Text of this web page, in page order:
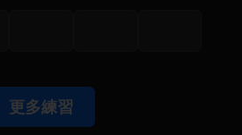
更多練習